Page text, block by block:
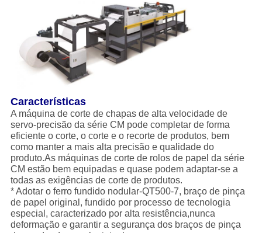
Características
A máquina de corte de chapas de alta velocidade de
servo-precisão da série CM pode completar de forma
eficiente o corte, o corte e o recorte de produtos, bem
como manter a mais alta precisão e qualidade do
produto.As máquinas de corte de rolos de papel da série
CM estão bem equipadas e quase podem adaptar-se a
todas as exigências de corte de produtos.
* Adotar o ferro fundido nodular-QT500-7, braço de pinça
de papel original, fundido por processo de tecnologia
especial, caracterizado por alta resistência,nunca
deformação e garantir a segurança dos braços de pinça